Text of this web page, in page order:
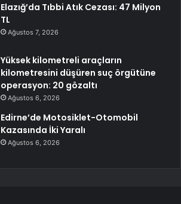
Elazığ’da Tıbbi Atık Cezası: 47 Milyon
TL
Ağustos 7, 2026
Yüksek kilometreli araçların
kilometresini düşüren suç örgütüne
operasyon: 20 gözaltı
Ağustos 6, 2026
Edirne’de Motosiklet-Otomobil
Kazasında İki Yaralı
Ağustos 6, 2026